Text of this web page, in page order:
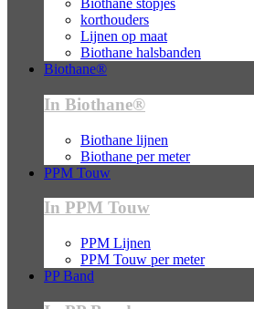
Biothane stopjes
korthouders
Lijnen op maat
Biothane halsbanden
Biothane®
In Biothane®
Biothane lijnen
Biothane per meter
PPM Touw
In PPM Touw
PPM Lijnen
PPM Touw per meter
PP Band